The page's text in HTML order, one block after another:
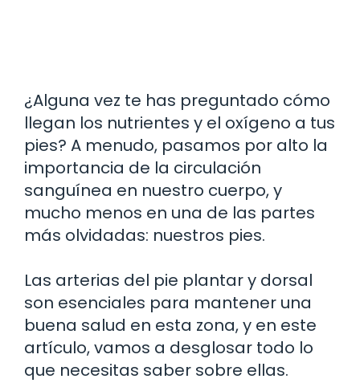
¿Alguna vez te has preguntado cómo
llegan los nutrientes y el oxígeno a tus
pies? A menudo, pasamos por alto la
importancia de la circulación
sanguínea en nuestro cuerpo, y
mucho menos en una de las partes
más olvidadas: nuestros pies.
Las arterias del pie plantar y dorsal
son esenciales para mantener una
buena salud en esta zona, y en este
artículo, vamos a desglosar todo lo
que necesitas saber sobre ellas.